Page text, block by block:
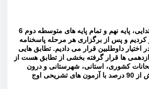
برای امسال 5 پایه ابتدایی، پایه نهم و تمام پایه های متوسطه دوم 6
کردیم و پس از برگزاری هر مرحله پاسخنامه
داوطلبین قرار می دادیم. تطابق هایی
ها قرار گرفته بخشی از تطابق هست از
کشوری، استانی، شهرستانی و درون
مدرسه ای تطابق بیش از 90 درصد با آزمون های تشریحی اوج